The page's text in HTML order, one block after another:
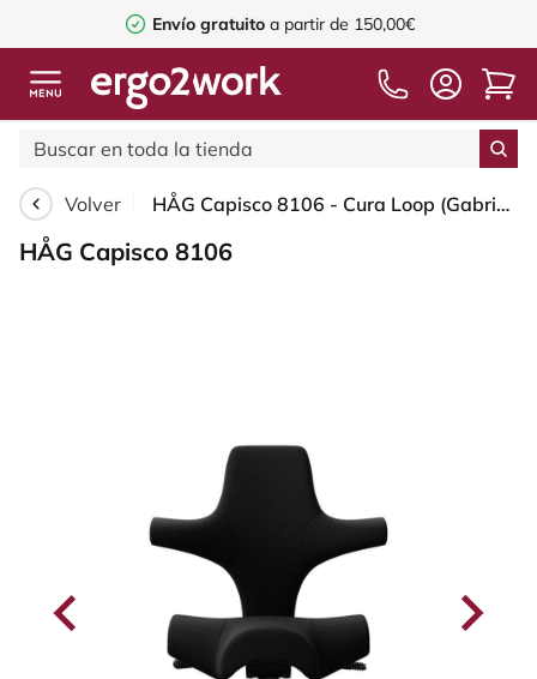
Envío gratuito a partir de 150,00€
Volver HÅG Capisco 8106 - Cura Loop (Gabriel) - Poliéster reciclados - CLP60999 Black - White - 150mm (seat height 40–55cm) - Hard castors for soft floors
HÅG Capisco 8106